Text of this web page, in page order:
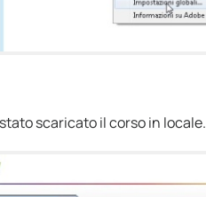
scaricato il corso in locale.